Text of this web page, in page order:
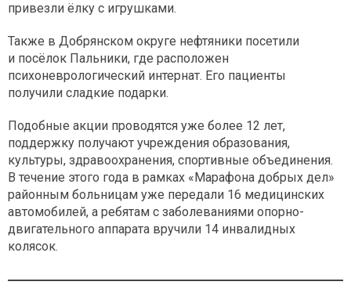
привезли ёлку с игрушками.
Также в Добрянском округе нефтяники посетили
и посёлок Пальники, где расположен
психоневрологический интернат. Его пациенты
получили сладкие подарки.
Подобные акции проводятся уже более 12 лет,
поддержку получают учреждения образования,
культуры, здравоохранения, спортивные объединения.
В течение этого года в рамках «Марафона добрых дел»
районным больницам уже передали 16 медицинских
автомобилей, а ребятам с заболеваниями опорно-
двигательного аппарата вручили 14 инвалидных
колясок.